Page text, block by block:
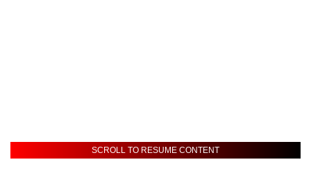
SCROLL TO RESUME CONTENT